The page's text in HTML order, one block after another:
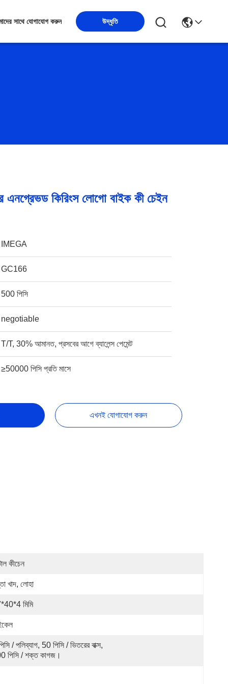
সাথে যোগাযোগ করুন উদ্ধৃতি
এনগ্রেভড কিরিংস লোগো বাইক কী চেইন
IMEGA
GC166
500 পিসি
negotiable
T/T, 30% আমানত, প্রসবের আগে ব্যালেন্স পেমেন্ট
≥50000 পিসি প্রতি মাসে
এখনই যোগাযোগ করুন
কীচেন
খাদ, লোহা
মিমি
/ পলিব্যাগ, 50 পিসি / ভিতরের বাক্স,
পিসি / শক্ত কাগজ।